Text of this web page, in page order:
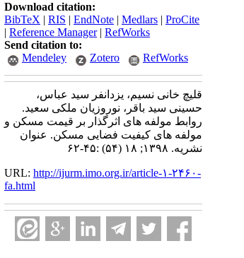
Download citation:
BibTeX | RIS | EndNote | Medlars | ProCite
| Reference Manager| RefWorks
Send citation to:
Mendeley
Zotero RefWorks
قلیچ خانی نسیم، یزدانفر سید عباس،
حسینی سید باقر، نوروزیان ملکی سعید.
روابط مولفه های اثرگذار بر قیمت مسکن و
مولفه های کیفیت فضایی مسکن. عنوان
نشریه. ۱۳۹۸; ۱۸ (۵۴) :۴۵-۶۲
URL: http://ijurm.imo.org.ir/article-۱-۲۴۶۰-
fa.html